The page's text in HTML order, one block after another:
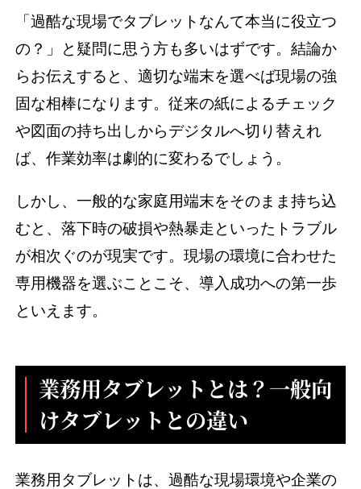
「過酷な現場でタブレットなんて本当に役立つ
の？」と疑問に思う方も多いはずです。結論か
らお伝えすると、適切な端末を選べば現場の強
固な相棒になります。従来の紙によるチェック
や図面の持ち出しからデジタルへ切り替えれ
ば、作業効率は劇的に変わるでしょう。
しかし、一般的な家庭用端末をそのまま持ち込
むと、落下時の破損や熱暴走といったトラブル
が相次ぐのが現実です。現場の環境に合わせた
専用機器を選ぶことこそ、導入成功への第一歩
といえます。
業務用タブレットとは？一般向
けタブレットとの違い
業務用タブレットは、過酷な現場環境や企業の